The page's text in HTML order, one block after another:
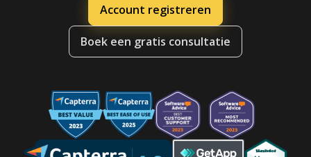
Account registreren
Boek een gratis consultatie